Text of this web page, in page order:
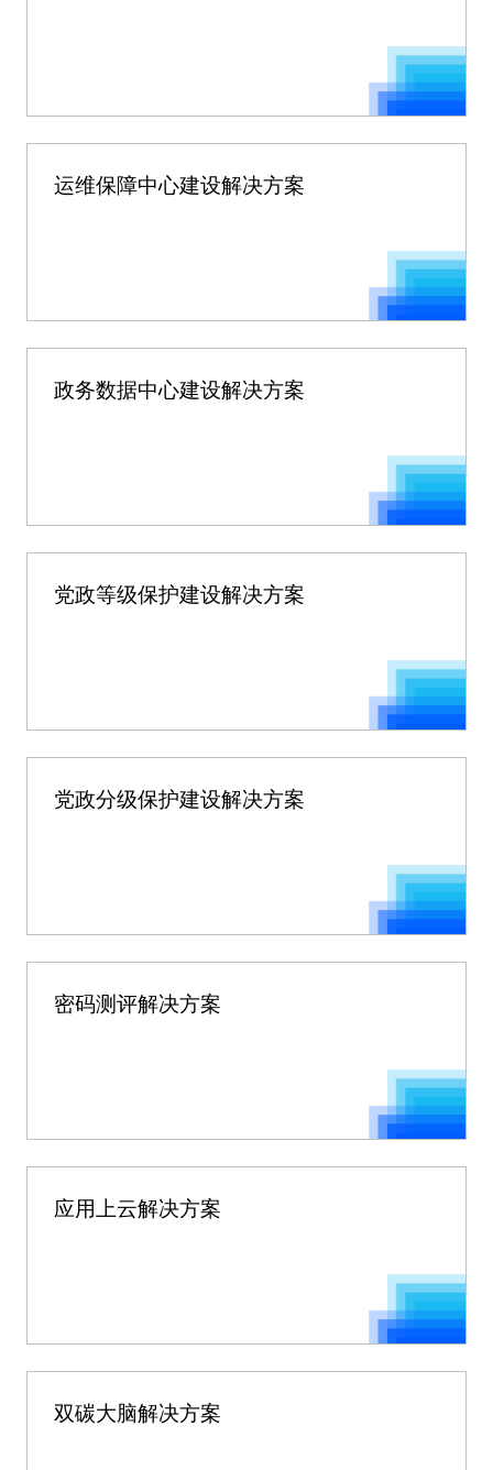
运维保障中心建设解决方案
政务数据中心建设解决方案
党政等级保护建设解决方案
党政分级保护建设解决方案
密码测评解决方案
应用上云解决方案
双碳大脑解决方案